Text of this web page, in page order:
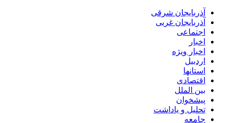
آذربایجان شرقی
آذربایجان غربی
اجتماعی
اخبار
اخبار ویژه
اردبیل
استانها
اقتصادی
بین الملل
پیشخوان
تحلیل و یاداشت
جامعه